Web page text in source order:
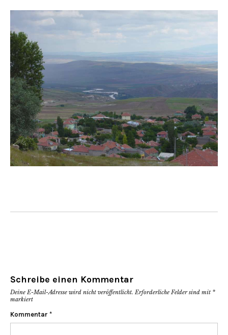
Schreibe einen Kommentar
Deine E-Mail-Adresse wird nicht veröffentlicht. Erforderliche Felder sind mit *
markiert
Kommentar *